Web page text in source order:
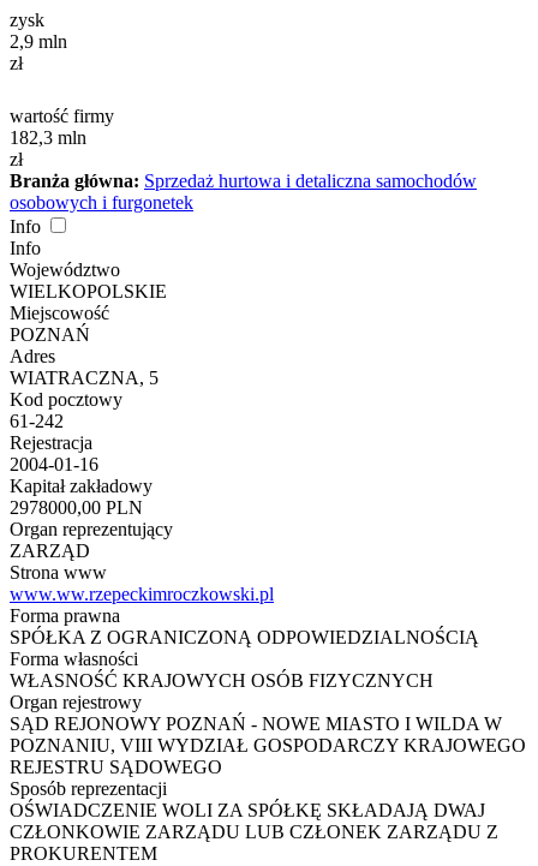
zysk
2,9 mln
zł
wartość firmy
182,3 mln
zł
Branża główna: Sprzedaż hurtowa i detaliczna samochodów
osobowych i furgonetek
Info
Info
Województwo
WIELKOPOLSKIE
Miejscowość
POZNAŃ
Adres
WIATRACZNA, 5
Kod pocztowy
61-242
Rejestracja
2004-01-16
Kapitał zakładowy
2978000,00 PLN
Organ reprezentujący
ZARZĄD
Strona www
www.ww.rzepeckimroczkowski.pl
Forma prawna
SPÓŁKA Z OGRANICZONĄ ODPOWIEDZIALNOŚCIĄ
Forma własności
WŁASNOŚĆ KRAJOWYCH OSÓB FIZYCZNYCH
Organ rejestrowy
SĄD REJONOWY POZNAŃ - NOWE MIASTO I WILDA W
POZNANIU, VIII WYDZIAŁ GOSPODARCZY KRAJOWEGO
REJESTRU SĄDOWEGO
Sposób reprezentacji
OŚWIADCZENIE WOLI ZA SPÓŁKĘ SKŁADAJĄ DWAJ
CZŁONKOWIE ZARZĄDU LUB CZŁONEK ZARZĄDU Z
PROKURENTEM